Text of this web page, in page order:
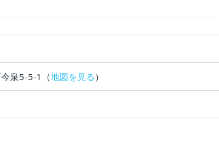
泉5-5-1（地図を見る ）